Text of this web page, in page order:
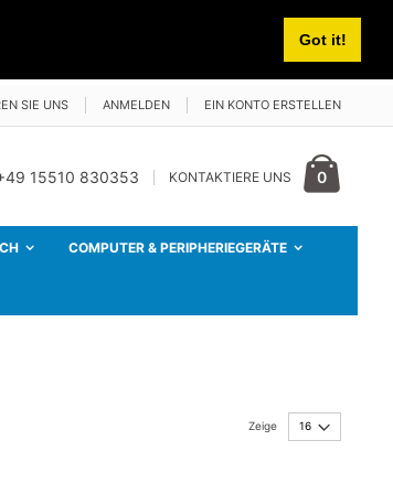
Got it!
SIE UNS ANMELDEN EIN KONTO ERSTELLEN
0Artikel
15510 830353 KONTAKTIERE UNS
COMPUTER & PERIPHERIEGERÄTE
Zeige